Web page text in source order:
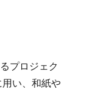
プロジェク
い、和紙や